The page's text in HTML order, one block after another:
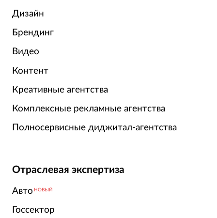
Дизайн
Брендинг
Видео
Контент
Креативные агентства
Комплексные рекламные агентства
Полносервисные диджитал-агентства
Отраслевая экспертиза
Авто НОВЫЙ
Госсектор